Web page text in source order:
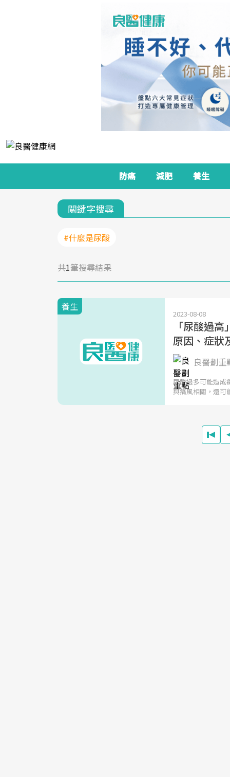
防癌 減肥 養生
關鍵字搜尋
#什麼是尿酸
共1筆搜尋結果
養生
2023-08-08
「尿酸過
原因、症狀
良醫劃重
尿酸過多可能造成
與痛風相關，還可